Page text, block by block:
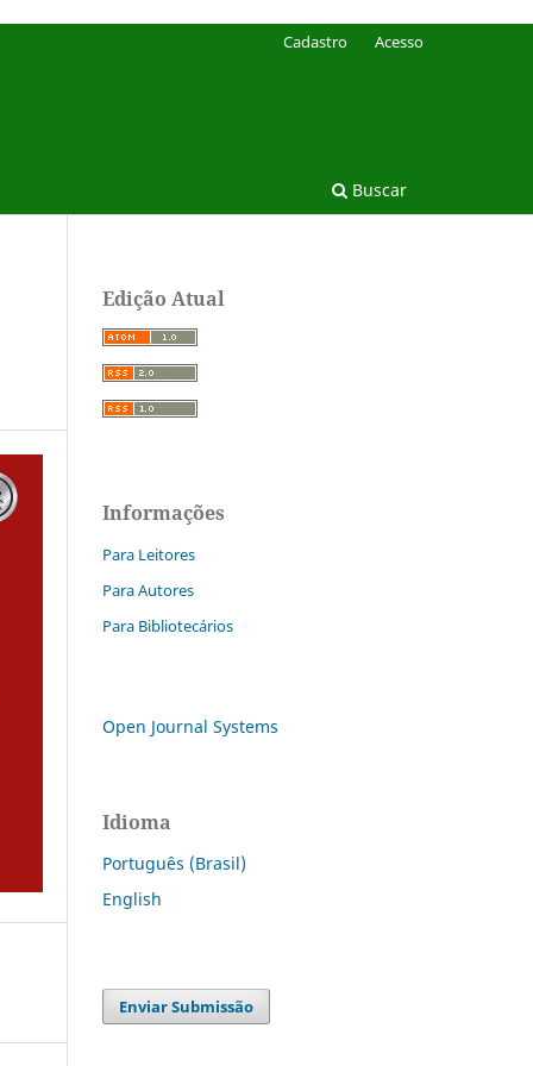
Buscar
Cadastro Acesso
Edição Atual
Informações
Para Leitores
Para Autores
Para Bibliotecários
Open Journal Systems
Idioma
Português (Brasil)
English
Enviar Submissão